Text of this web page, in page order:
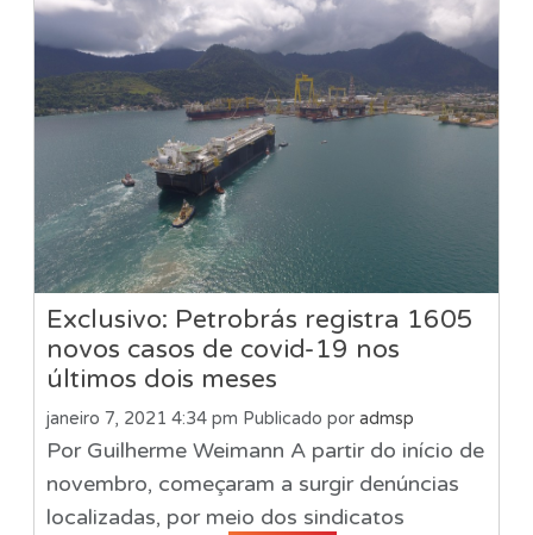
Exclusivo: Petrobrás registra 1605
novos casos de covid-19 nos
últimos dois meses
janeiro 7, 2021 4:34 pm Publicado por admsp
Por Guilherme Weimann A partir do início de
novembro, começaram a surgir denúncias
localizadas, por meio dos sindicatos